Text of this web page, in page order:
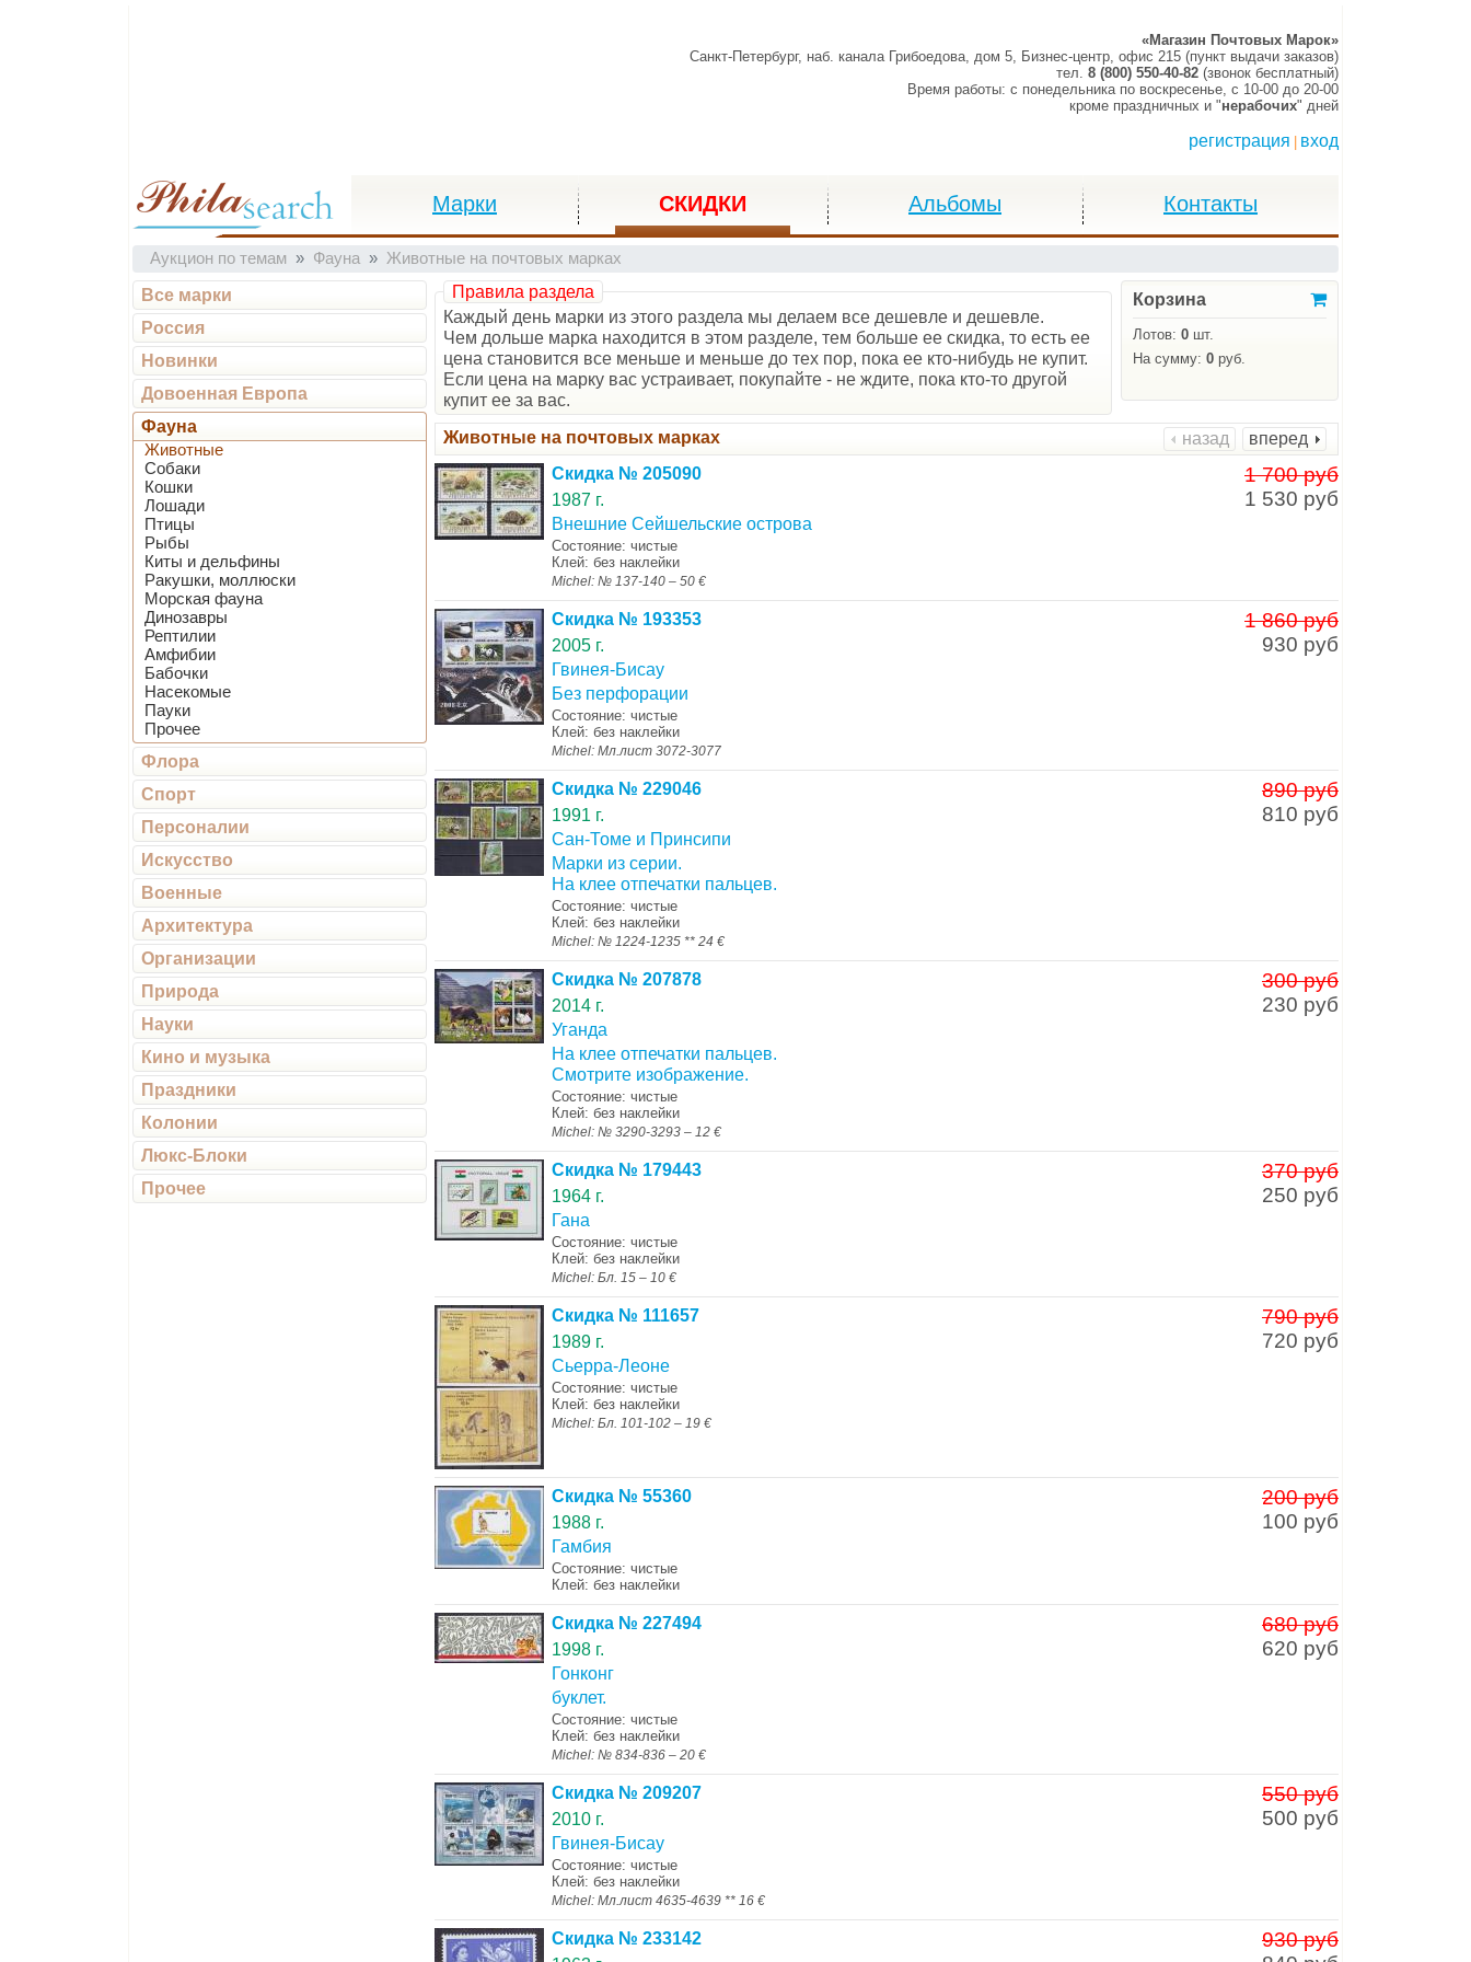
«Магазин Почтовых Марок»
Санкт-Петербург, наб. канала Грибоедова, дом 5, Бизнес-центр, офис 215 (пункт выдачи заказов)
тел. 8 (800) 550-40-82 (звонок бесплатный)
Время работы: c понедельника по воскресенье, c 10-00 до 20-00
кроме праздничных и "нерабочих" дней
регистрация вход
Марки СКИДКИ Альбомы Контакты
Аукцион по темам Фауна Животные на почтовых марках
Все марки
Россия
Новинки
Довоенная Европа
Фауна
Животные
Собаки
Кошки
Лошади
Птицы
Рыбы
Киты и дельфины
Ракушки, моллюски
Морская фауна
Динозавры
Рептилии
Амфибии
Бабочки
Насекомые
Пауки
Прочее
Флора
Спорт
Персоналии
Искусство
Военные
Архитектура
Организации
Природа
Науки
Кино и музыка
Праздники
Колонии
Люкс-Блоки
Прочее
Корзина
Лотов:0 шт.
На сумму:0 руб.
Правила раздела
Каждый день марки из этого раздела мы делаем все дешевле и дешевле.
Чем дольше марка находится в этом разделе, тем больше ее скидка, то есть ее
цена становится все меньше и меньше до тех пор, пока ее кто-нибудь не купит.
Если цена на марку вас устраивает, покупайте - не ждите, пока кто-то другой
купит ее за вас.
назад вперед
Животные на почтовых марках
1 700 руб
1 530 руб
Скидка № 205090
1987 г.
Внешние Сейшельские острова
Состояние: чистые
Клей: без наклейки
Michel: № 137-140 – 50 €
1 860 руб
930 руб
Скидка № 193353
2005 г.
Гвинея-Бисау
Без перфорации
Состояние: чистые
Клей: без наклейки
Michel: Мл.лист 3072-3077
890 руб
810 руб
Скидка № 229046
1991 г.
Сан-Томе и Принсипи
Марки из серии.
На клее отпечатки пальцев.
Состояние: чистые
Клей: без наклейки
Michel: № 1224-1235 ** 24 €
300 руб
230 руб
Скидка № 207878
2014 г.
Уганда
На клее отпечатки пальцев.
Смотрите изображение.
Состояние: чистые
Клей: без наклейки
Michel: № 3290-3293 – 12 €
370 руб
250 руб
Скидка № 179443
1964 г.
Гана
Состояние: чистые
Клей: без наклейки
Michel: Бл. 15 – 10 €
790 руб
720 руб
Скидка № 111657
1989 г.
Сьерра-Леоне
Состояние: чистые
Клей: без наклейки
Michel: Бл. 101-102 – 19 €
200 руб
100 руб
Скидка № 55360
1988 г.
Гамбия
Состояние: чистые
Клей: без наклейки
680 руб
620 руб
Скидка № 227494
1998 г.
Гонконг
буклет.
Состояние: чистые
Клей: без наклейки
Michel: № 834-836 – 20 €
550 руб
500 руб
Скидка № 209207
2010 г.
Гвинея-Бисау
Состояние: чистые
Клей: без наклейки
Michel: Мл.лист 4635-4639 ** 16 €
930 руб
Скидка № 233142